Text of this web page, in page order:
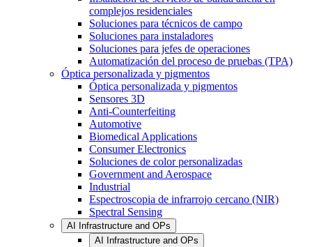
complejos residenciales
Soluciones para técnicos de campo
Soluciones para instaladores
Soluciones para jefes de operaciones
Automatización del proceso de pruebas (TPA)
Óptica personalizada y pigmentos
Óptica personalizada y pigmentos
Sensores 3D
Anti-Counterfeiting
Automotive
Biomedical Applications
Consumer Electronics
Soluciones de color personalizadas
Government and Aerospace
Industrial
Espectroscopia de infrarrojo cercano (NIR)
Spectral Sensing
AI Infrastructure and OPs
AI Infrastructure and OPs